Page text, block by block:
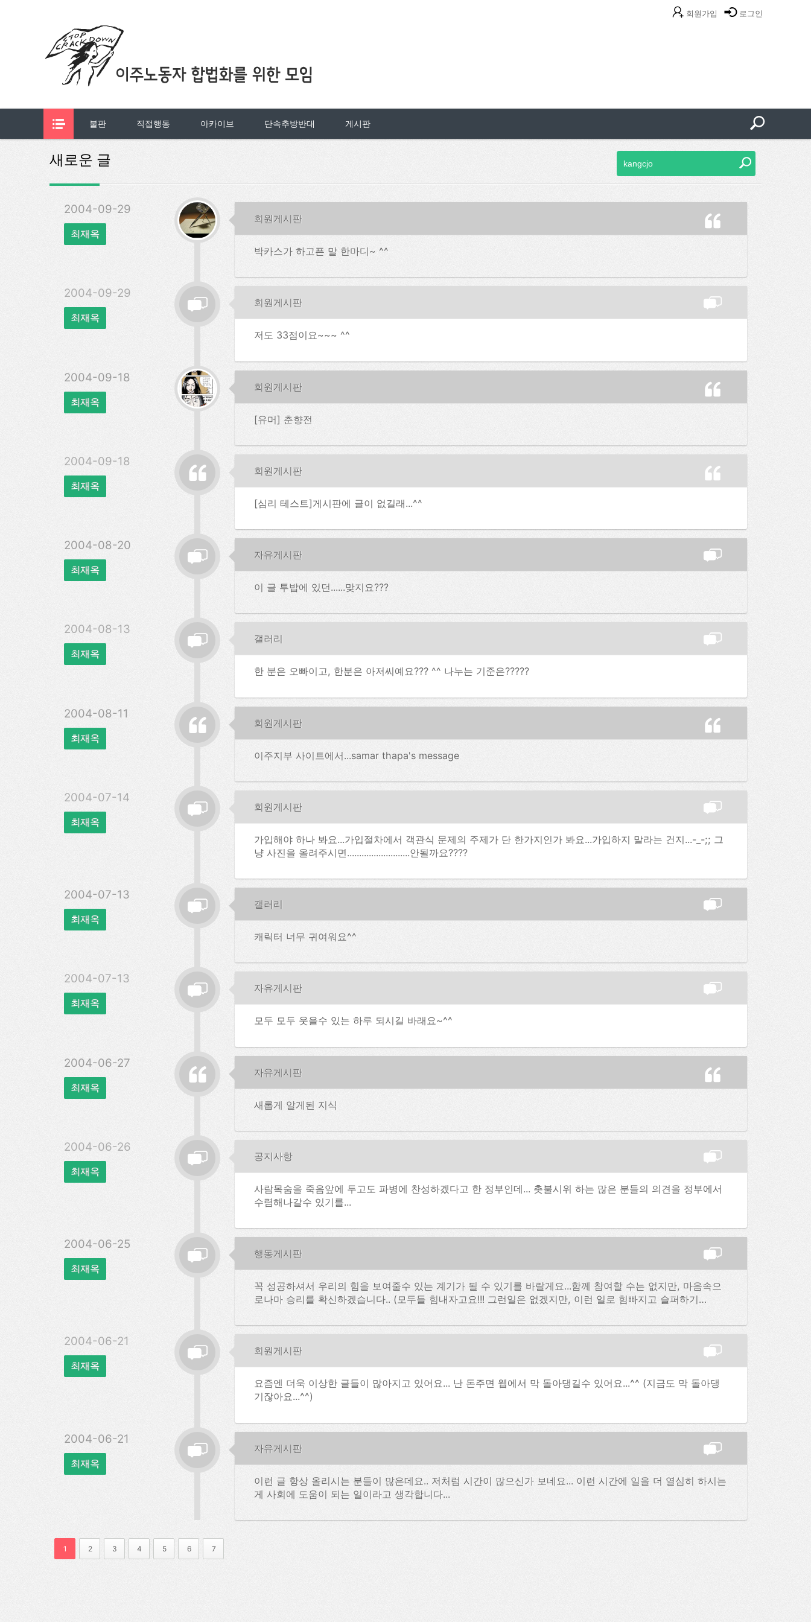
회원가입 로그인
불판 직접행동 아카이브 단속추방반대 게시판
새로운 글
최재옥
2004-09-29
회원게시판
박카스가 하고픈 말 한마디~ ^^
최재옥
2004-09-29
회원게시판
저도 33점이요~~~ ^^
최재옥
2004-09-18
회원게시판
[유머] 춘향전
최재옥
2004-09-18
회원게시판
[심리 테스트]게시판에 글이 없길래...^^
최재옥
2004-08-20
자유게시판
이 글 투밥에 있던......맞지요???
최재옥
2004-08-13
갤러리
한 분은 오빠이고, 한분은 아저씨예요??? ^^ 나누는 기준은?????
최재옥
2004-08-11
회원게시판
이주지부 사이트에서...samar thapa's message
최재옥
2004-07-14
회원게시판
가입해야 하나 봐요...가입절차에서 객관식 문제의 주제가 단 한가지인가 봐요...가입하지 말라는 건지...-_-;; 그
냥 사진을 올려주시면..........................안될까요????
최재옥
2004-07-13
갤러리
캐릭터 너무 귀여워요^^
최재옥
2004-07-13
자유게시판
모두 모두 웃을수 있는 하루 되시길 바래요~^^
최재옥
2004-06-27
자유게시판
새롭게 알게된 지식
최재옥
2004-06-26
공지사항
사람목숨을 죽음앞에 두고도 파병에 찬성하겠다고 한 정부인데... 촛불시위 하는 많은 분들의 의견을 정부에서
수렴해나갈수 있기를...
최재옥
2004-06-25
행동게시판
꼭 성공하셔서 우리의 힘을 보여줄수 있는 계기가 될 수 있기를 바랄게요...함께 참여할 수는 없지만, 마음속으
로나마 승리를 확신하겠습니다.. (모두들 힘내자고요!!! 그런일은 없겠지만, 이런 일로 힘빠지고 슬퍼하기…
최재옥
2004-06-21
회원게시판
요즘엔 더욱 이상한 글들이 많아지고 있어요... 난 돈주면 웹에서 막 돌아댕길수 있어요...^^ (지금도 막 돌아댕
기잖아요...^^)
최재옥
2004-06-21
자유게시판
이런 글 항상 올리시는 분들이 많은데요.. 저처럼 시간이 많으신가 보네요... 이런 시간에 일을 더 열심히 하시는
게 사회에 도움이 되는 일이라고 생각합니다...
1 2 3 4 5 6 7